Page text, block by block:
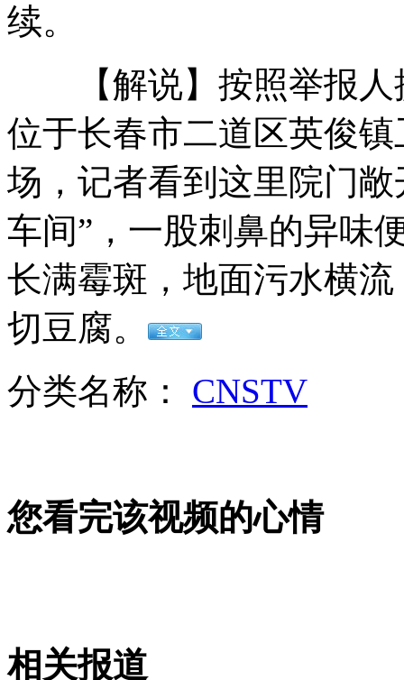
中国航天员手动实现"天神"对接
山西运城恶犬咬伤多人 警民合力深夜将其击毙
续。
【解说】按照举报人
位于长春市二道区英俊
场，记者看到这里院门
车间”，一股刺鼻的异味
长满霉斑，地面污水横
切豆腐。
分类名称： CNSTV
您看完该视频的心情
相关报道